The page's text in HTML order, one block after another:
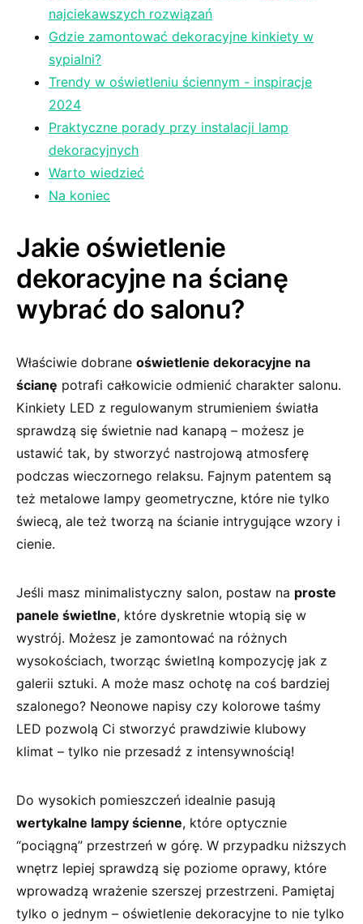
‌najciekawszych‌ rozwiązań
Gdzie ‍zamontować dekoracyjne kinkiety ⁢w
sypialni?
Trendy ​w oświetleniu ściennym ⁣- inspiracje
2024
Praktyczne porady przy instalacji ⁣lamp⁣
dekoracyjnych
Warto wiedzieć
Na koniec
Jakie ⁣oświetlenie⁢
dekoracyjne na ​ścianę⁤
wybrać do salonu?
Właściwie⁢ dobrane oświetlenie ‌dekoracyjne ⁣na
ścianę potrafi całkowicie odmienić ​charakter salonu.
Kinkiety LED z regulowanym strumieniem światła
sprawdzą się świetnie nad ⁤kanapą – możesz je
ustawić tak, by​ stworzyć nastrojową‌ atmosferę
podczas wieczornego relaksu. ​Fajnym patentem są​
też metalowe lampy geometryczne, które ​nie tylko
świecą, ‍ale też ‍tworzą ​na ‍ścianie intrygujące ​wzory i⁢
cienie.
Jeśli​ masz minimalistyczny ​salon, ⁤postaw ⁤na proste⁤
panele świetlne, które dyskretnie wtopią ⁢się ⁢w
wystrój. ‍Możesz je zamontować na różnych
‌wysokościach, tworząc świetlną kompozycję jak z
galerii sztuki. A może‍ masz ochotę ‍na coś bardziej
⁤szalonego? Neonowe napisy ‌czy‌ kolorowe‌ taśmy
LED‍ pozwolą Ci‍ stworzyć prawdziwie ‍klubowy
klimat – tylko ⁢nie przesadź z ⁣intensywnością!
Do wysokich⁢ pomieszczeń idealnie pasują
wertykalne lampy ścienne, ‍które optycznie
“pociągną”⁣ przestrzeń w‍ górę. W przypadku niższych
wnętrz lepiej sprawdzą się poziome oprawy, które
wprowadzą wrażenie ‌szerszej przestrzeni. Pamiętaj⁤
tylko ‌o jednym – ‍oświetlenie dekoracyjne to nie tylko